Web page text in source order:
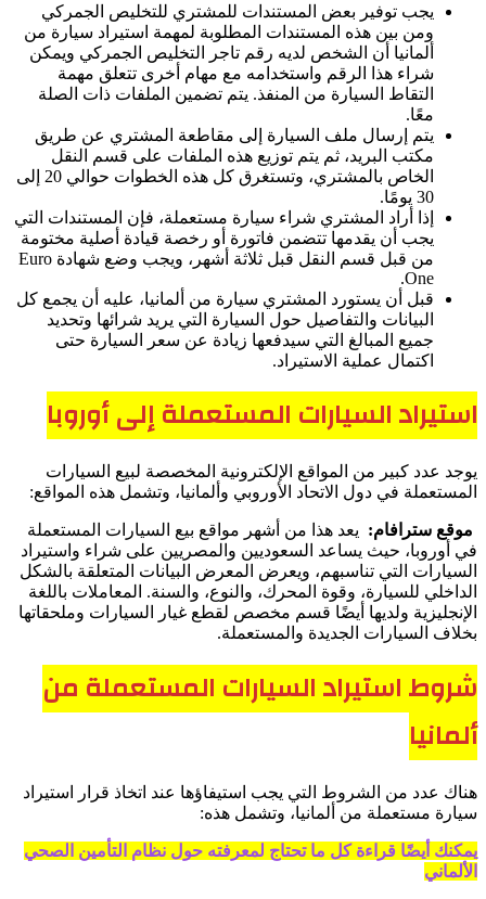
يجب توفير بعض المستندات للمشتري للتخليص الجمركي
ومن بين هذه المستندات المطلوبة لمهمة استيراد سيارة من
ألمانيا أن الشخص لديه رقم تاجر التخليص الجمركي ويمكن
شراء هذا الرقم واستخدامه مع مهام أخرى تتعلق مهمة
التقاط السيارة من المنفذ. يتم تضمين الملفات ذات الصلة
معًا.
يتم إرسال ملف السيارة إلى مقاطعة المشتري عن طريق
مكتب البريد، ثم يتم توزيع هذه الملفات على قسم النقل
الخاص بالمشتري، وتستغرق كل هذه الخطوات حوالي 20 إلى
30 يومًا.
إذا أراد المشتري شراء سيارة مستعملة، فإن المستندات التي
يجب أن يقدمها تتضمن فاتورة أو رخصة قيادة أصلية مختومة
من قبل قسم النقل قبل ثلاثة أشهر، ويجب وضع شهادة Euro
One.
قبل أن يستورد المشتري سيارة من ألمانيا، عليه أن يجمع كل
البيانات والتفاصيل حول السيارة التي يريد شرائها وتحديد
جميع المبالغ التي سيدفعها زيادة عن سعر السيارة حتى
اكتمال عملية الاستيراد.
استيراد السيارات المستعملة إلى أوروبا
يوجد عدد كبير من المواقع الإلكترونية المخصصة لبيع السيارات
المستعملة في دول الاتحاد الأوروبي وألمانيا، وتشمل هذه المواقع:
موقع سترافام: يعد هذا من أشهر مواقع بيع السيارات المستعملة
في أوروبا، حيث يساعد السعوديين والمصريين على شراء واستيراد
السيارات التي تناسبهم، ويعرض المعرض البيانات المتعلقة بالشكل
الداخلي للسيارة، وقوة المحرك، والنوع، والسنة. المعاملات باللغة
الإنجليزية ولديها أيضًا قسم مخصص لقطع غيار السيارات وملحقاتها
بخلاف السيارات الجديدة والمستعملة.
شروط استيراد السيارات المستعملة من
ألمانيا
هناك عدد من الشروط التي يجب استيفاؤها عند اتخاذ قرار استيراد
سيارة مستعملة من ألمانيا، وتشمل هذه:
يمكنك أيضًا قراءة كل ما تحتاج لمعرفته حول نظام التأمين الصحي
الألماني